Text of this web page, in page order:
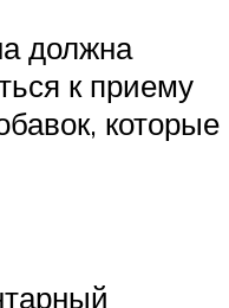
должна
к приему
которые